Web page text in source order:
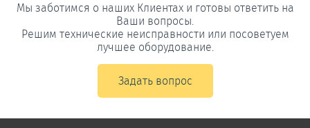
Мы заботимся о наших Клиентах и готовы ответить на
Ваши вопросы.
Решим технические неисправности или посоветуем
лучшее оборудование.
Задать вопрос